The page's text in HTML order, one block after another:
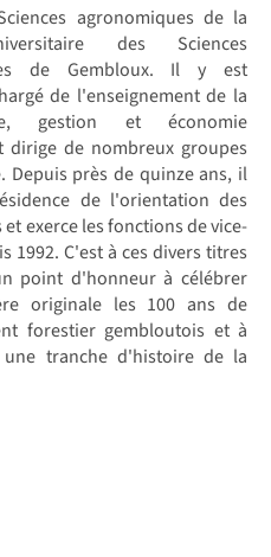
agronomiques de la
des Sciences
de Gembloux. Il y est
de l'enseignement de la
gestion et économie
dirige de nombreux groupes
Depuis près de quinze ans, il
de l'orientation des
exerce les fonctions de vice-
1992. C'est à ces divers titres
point d'honneur à célébrer
originale les 100 ans de
forestier gembloutois et à
tranche d'histoire de la